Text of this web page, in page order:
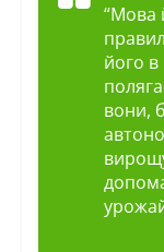
“Мова
його в
вони,